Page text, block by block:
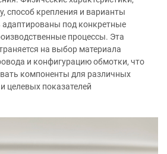
способ крепления и варианты
адаптированы под конкретные
процессы. Эта
на выбор материала
и конфигурацию обмотки, что
компоненты для различных
целевых показателей